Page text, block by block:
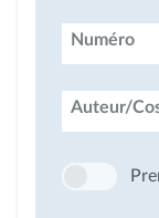
Numéro
Auteur/